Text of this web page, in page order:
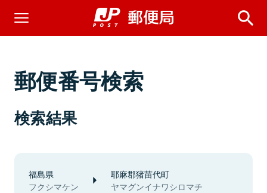
郵便番号検索
検索結果
福島県
フクシマケン
耶麻郡猪苗代町
ヤマグンイナワシロマチ